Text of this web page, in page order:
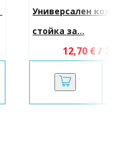
Универсален
стойка за...
12,70 € /